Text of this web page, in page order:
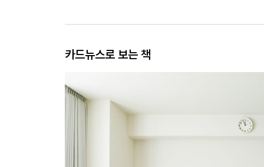
카드뉴스로 보는 책